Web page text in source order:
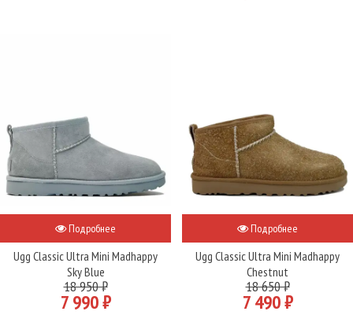
Подробнее
Ugg Classic Ultra Mini Madhappy
Sky Blue
18 950 ₽
7 990 ₽
Подробнее
Ugg Classic Ultra Mini Madhappy
Chestnut
18 650 ₽
7 490 ₽